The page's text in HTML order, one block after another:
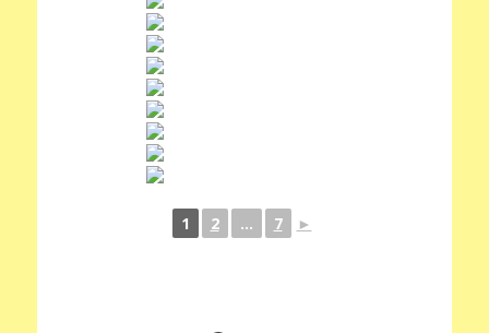
1 2 ... 7 ►